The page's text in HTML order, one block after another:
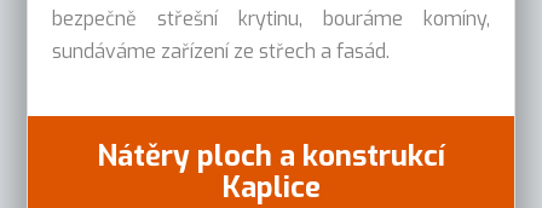
bezpečně střešní krytinu, bouráme komíny,
sundáváme zařízení ze střech a fasád.
Nátěry ploch a konstrukcí
Kaplice